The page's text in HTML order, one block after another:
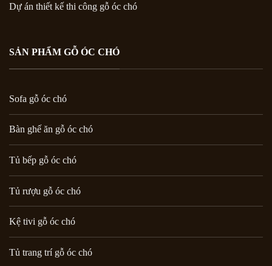
Dự án thiết kế thi công gỗ óc chó
SẢN PHẨM GỖ ÓC CHÓ
Sofa gỗ óc chó
Bàn ghế ăn gỗ óc chó
Tủ bếp gỗ óc chó
Tủ rượu gỗ óc chó
Kệ tivi gỗ óc chó
Tủ trang trí gỗ óc chó